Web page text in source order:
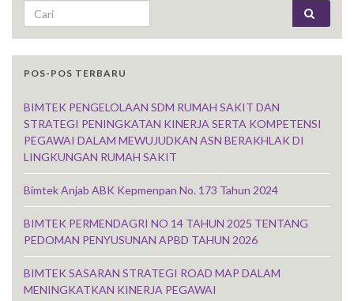
Search for:
POS-POS TERBARU
BIMTEK PENGELOLAAN SDM RUMAH SAKIT DAN
STRATEGI PENINGKATAN KINERJA SERTA KOMPETENSI
PEGAWAI DALAM MEWUJUDKAN ASN BERAKHLAK DI
LINGKUNGAN RUMAH SAKIT
Bimtek Anjab ABK Kepmenpan No. 173 Tahun 2024
BIMTEK PERMENDAGRI NO 14 TAHUN 2025 TENTANG
PEDOMAN PENYUSUNAN APBD TAHUN 2026
BIMTEK SASARAN STRATEGI ROAD MAP DALAM
MENINGKATKAN KINERJA PEGAWAI